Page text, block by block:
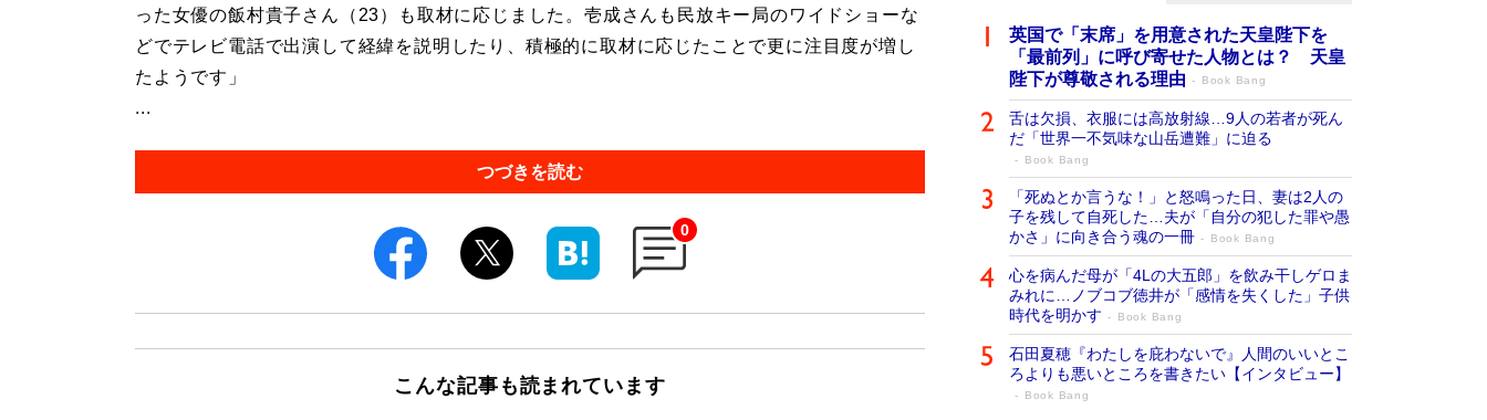
った女優の飯村貴子さん（23）も取材に応じました。壱成さんも民放キー局のワイドショーな
どでテレビ電話で出演して経緯を説明したり、積極的に取材に応じたことで更に注目度が増し
たようです」
...
つづきを読む
0
こんな記事も読まれています
英国で「末席」を用意された天皇陛下を
「最前列」に呼び寄せた人物とは？ 天皇
陛下が尊敬される理由
Book Bang
舌は欠損、衣服には高放射線…9人の若者が死ん
だ「世界一不気味な山岳遭難」に迫る
Book Bang
「死ぬとか言うな！」と怒鳴った日、妻は2人の
子を残して自死した…夫が「自分の犯した罪や愚
かさ」に向き合う魂の一冊
Book Bang
心を病んだ母が「4Lの大五郎」を飲み干しゲロま
みれに…ノブコブ徳井が「感情を失くした」子供
時代を明かす
Book Bang
石田夏穂『わたしを庇わないで』人間のいいとこ
ろよりも悪いところを書きたい【インタビュー】
Book Bang